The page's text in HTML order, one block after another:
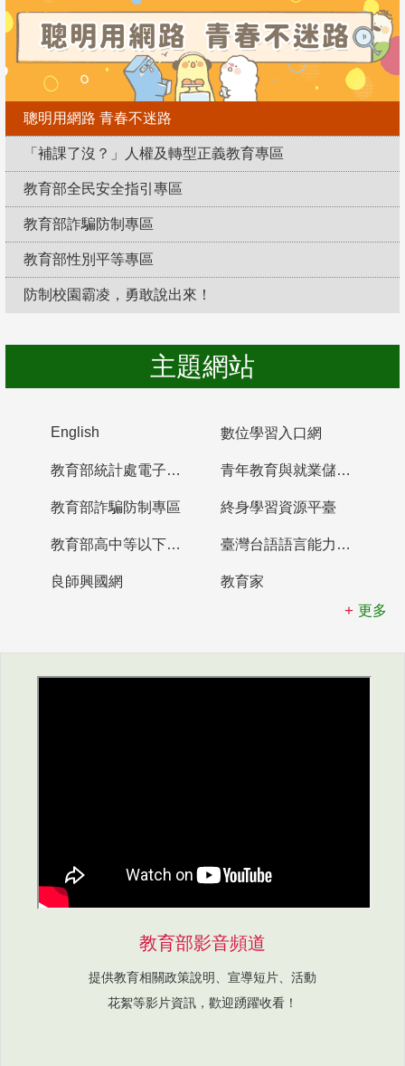
聰明用網路 青春不迷路
「補課了沒？」人權及轉型正義教育專區
教育部全民安全指引專區
教育部詐騙防制專區
教育部性別平等專區
防制校園霸凌，勇敢說出來！
主題網站
English 數位學習入口網
教育部統計處電子書櫃 青年教育與就業儲蓄帳戶
教育部詐騙防制專區 終身學習資源平臺
教育部高中等以下學校及幼兒園教師資格檢定考試 臺灣台語語言能力認證網站
良師興國網
教育家
更多
教育部影音頻道
提供教育相關政策說明、宣導短片、活動
花絮等影片資訊，歡迎踴躍收看！